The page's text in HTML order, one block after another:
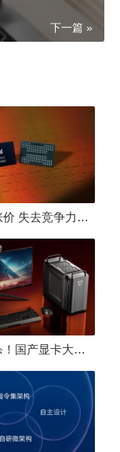
下一篇 »
倒逼国产涨价 失去竞争力！三星要减产50%：SSD必须涨价
被美国封杀！国产显卡大厂：中国GPU不存在至暗时刻